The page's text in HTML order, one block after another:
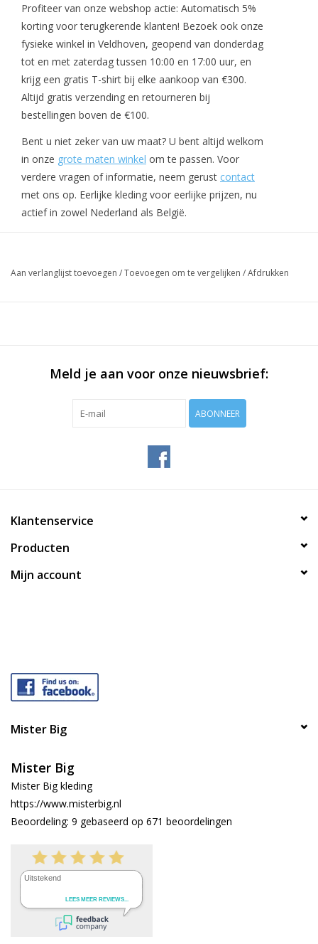
Profiteer van onze webshop actie: Automatisch 5%
korting voor terugkerende klanten! Bezoek ook onze
fysieke winkel in Veldhoven, geopend van donderdag
tot en met zaterdag tussen 10:00 en 17:00 uur, en
krijg een gratis T-shirt bij elke aankoop van €300.
Altijd gratis verzending en retourneren bij
bestellingen boven de €100.
Bent u niet zeker van uw maat? U bent altijd welkom
in onze grote maten winkel om te passen. Voor
verdere vragen of informatie, neem gerust contact
met ons op. Eerlijke kleding voor eerlijke prijzen, nu
actief in zowel Nederland als België.
Aan verlanglijst toevoegen /Toevoegen om te vergelijken /Afdrukken
Meld je aan voor onze nieuwsbrief:
ABONNEER
Klantenservice
Producten
Mijn account
Mister Big
Mister Big
Mister Big kleding
https://www.misterbig.nl
Beoordeling: 9 gebaseerd op 671 beoordelingen